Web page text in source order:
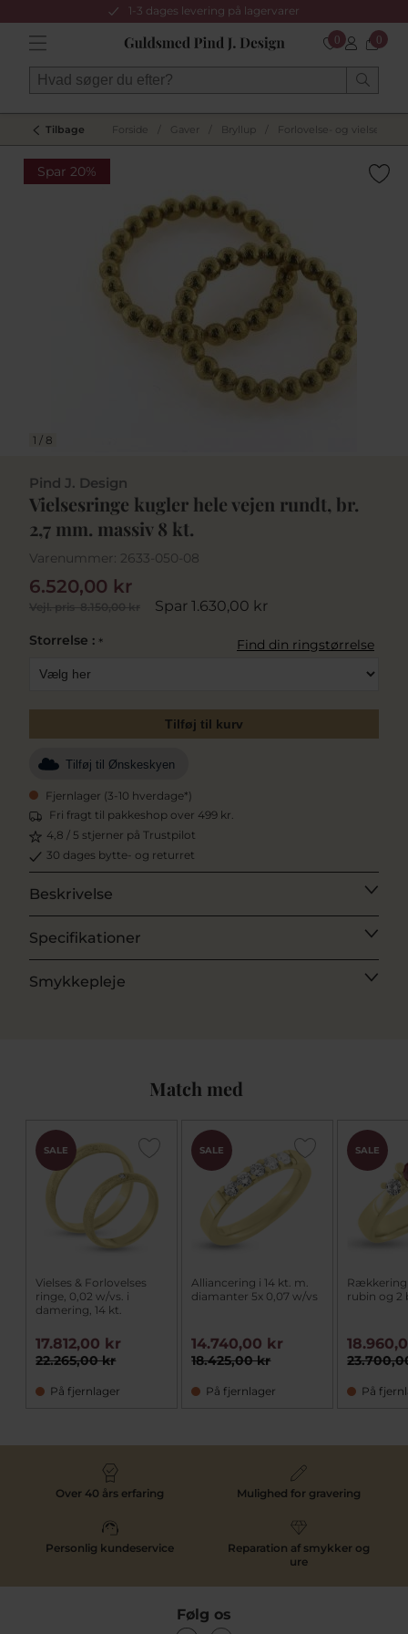
1-3 dages levering på lagervarer
0 0
Tilbage Forside Gaver Bryllup Forlovelse- og
Spar 20%
1 / 8
Pind J. Design
Vielsesringe kugler hele vejen rundt, br.
2,7 mm. massiv 8 kt.
Varenummer: 2633-050-08
Vejl. pris8.150,00 kr Spar 1.630,00 kr
6.520,00 kr
Storrelse : * Find din ringstørrelse
Tilføj til kurv
Tilføj til Ønskeskyen
Fjernlager (3-10 hverdage*)
Fri fragt til pakkeshop over 499 kr.
4,8 / 5 stjerner på Trustpilot
30 dages bytte- og returret
Beskrivelse
Specifikationer
Smykkepleje
Match med
SALE
Vielses & Forlovelses
ringe, 0,02 w/vs. i
damering, 14 kt.
22.265,00 kr
17.812,00 kr
På fjernlager
SALE
Alliancering i 14 kt. m.
diamanter 5x 0,07 w/vs
18.425,00 kr
14.740,00 kr
På fjernlager
SALE
Rækkering
rubin og 2
På
Over 40 års erfaring Mulighed for gravering
Personlig kundeservice
Reparation af smykker og
ure
Følg os